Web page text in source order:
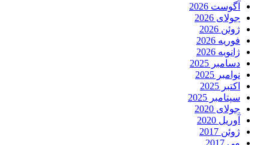
آگوست 2026
جولای 2026
ژوئن 2026
فوریه 2026
ژانویه 2026
دسامبر 2025
نوامبر 2025
اکتبر 2025
سپتامبر 2025
جولای 2020
آوریل 2020
ژوئن 2017
می 2017